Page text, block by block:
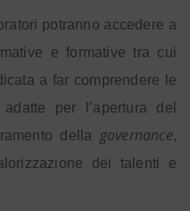
potranno accedere a
e formative tra cui
a far comprendere le
per l’apertura del
della governance,
dei talenti e